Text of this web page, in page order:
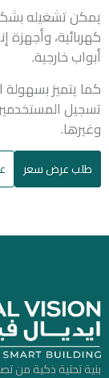
يمكن تشغيله
كهربائية، وأجهزة
أبواب خارجية.
كما يتميز
تسجيل
وغيرها.
طلب عرض سعر
بنية تحتية ذكية من